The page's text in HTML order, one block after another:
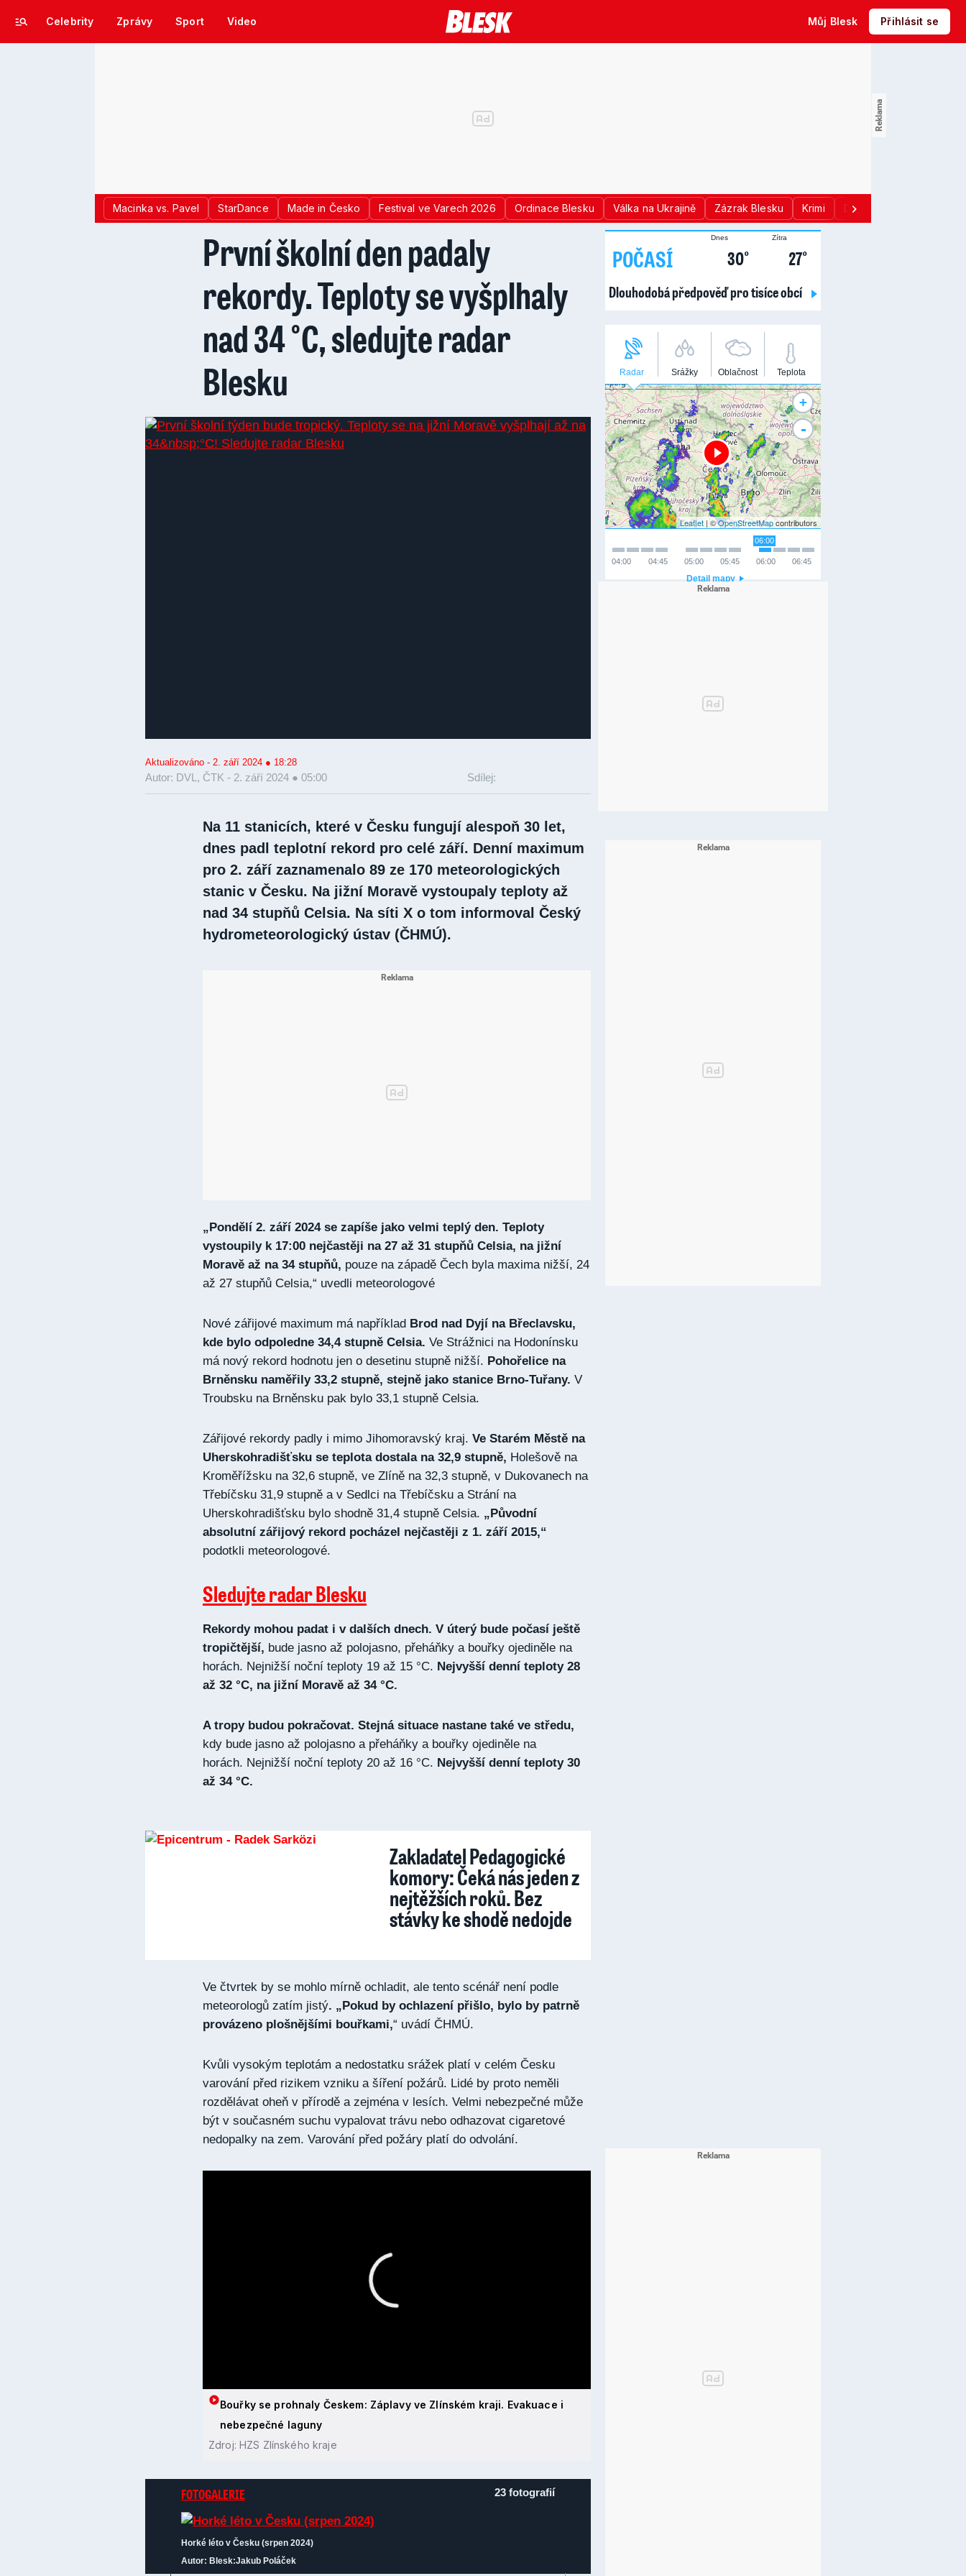
Celebrity Zprávy Sport Video Můj Blesk Přihlásit se
Macinka vs. Pavel StarDance Made in Česko Festival ve Varech 2026 Ordinace Blesku Válka na Ukrajině Zázrak Blesku Krimi Donald Trump
První školní den padaly
rekordy. Teploty se vyšplhaly
nad 34 °C, sledujte radar
Blesku
Autor: DVL, ČTK -
Aktualizováno - 2. září 2024 ● 18:28
2. září 2024 ● 05:00 Sdílej:
Na 11 stanicích, které v Česku fungují alespoň 30 let,
dnes padl teplotní rekord pro celé září. Denní maximum
pro 2. září zaznamenalo 89 ze 170 meteorologických
stanic v Česku. Na jižní Moravě vystoupaly teploty až
nad 34 stupňů Celsia. Na síti X o tom informoval Český
hydrometeorologický ústav (ČHMÚ).
„Pondělí 2. září 2024 se zapíše jako velmi teplý den. Teploty
vystoupily k 17:00 nejčastěji na 27 až 31 stupňů Celsia, na jižní
Moravě až na 34 stupňů, pouze na západě Čech byla maxima nižší, 24
až 27 stupňů Celsia,“ uvedli meteorologové
Nové zářijové maximum má například Brod nad Dyjí na Břeclavsku,
kde bylo odpoledne 34,4 stupně Celsia. Ve Strážnici na Hodonínsku
má nový rekord hodnotu jen o desetinu stupně nižší. Pohořelice na
Brněnsku naměřily 33,2 stupně, stejně jako stanice Brno-Tuřany. V
Troubsku na Brněnsku pak bylo 33,1 stupně Celsia.
Zářijové rekordy padly i mimo Jihomoravský kraj. Ve Starém Městě na
Uherskohradišťsku se teplota dostala na 32,9 stupně, Holešově na
Kroměřížsku na 32,6 stupně, ve Zlíně na 32,3 stupně, v Dukovanech na
Třebíčsku 31,9 stupně a v Sedlci na Třebíčsku a Strání na
Uherskohradišťsku bylo shodně 31,4 stupně Celsia. „Původní
absolutní zářijový rekord pocházel nejčastěji z 1. září 2015,“
podotkli meteorologové.
Sledujte radar Blesku
Rekordy mohou padat i v dalších dnech. V úterý bude počasí ještě
tropičtější, bude jasno až polojasno, přeháňky a bouřky ojediněle na
horách. Nejnižší noční teploty 19 až 15 °C. Nejvyšší denní teploty 28
až 32 °C, na jižní Moravě až 34 °C.
A tropy budou pokračovat. Stejná situace nastane také ve středu,
kdy bude jasno až polojasno a přeháňky a bouřky ojediněle na
horách. Nejnižší noční teploty 20 až 16 °C. Nejvyšší denní teploty 30
až 34 °C.
Zakladatel Pedagogické
komory: Čeká nás jeden z
nejtěžších roků. Bez
stávky ke shodě nedojde
Ve čtvrtek by se mohlo mírně ochladit, ale tento scénář není podle
meteorologů zatím jistý. „Pokud by ochlazení přišlo, bylo by patrně
provázeno plošnějšími bouřkami,“ uvádí ČHMÚ.
Kvůli vysokým teplotám a nedostatku srážek platí v celém Česku
varování před rizikem vzniku a šíření požárů. Lidé by proto neměli
rozdělávat oheň v přírodě a zejména v lesích. Velmi nebezpečné může
být v současném suchu vypalovat trávu nebo odhazovat cigaretové
nedopalky na zem. Varování před požáry platí do odvolání.
Bouřky se prohnaly Českem: Záplavy ve Zlínském kraji. Evakuace i
nebezpečné laguny
Zdroj: HZS Zlínského kraje
FOTOGALERIE 23 fotografií
Horké léto v Česku (srpen 2024)
Autor: Blesk:Jakub Poláček
POČASÍ
Dnes
30°
Zítra
27°
Dlouhodobá předpověď pro tisíce obcí
Radar Srážky Oblačnost Teplota
+
-
Leaflet | ©OpenStreetMapcontributors
06:00
06:45
06:00
05:45
05:00
04:45
04:00
Detail mapy